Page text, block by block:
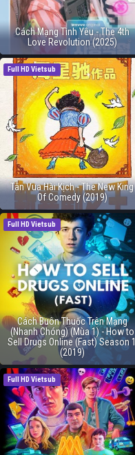
Cách Mạng Tình Yêu - The 4th
Love Revolution (2025)
Full HD Vietsub
Tân Vua Hài Kịch - The New King
Of Comedy (2019)
Full HD Vietsub
Cách Buôn Thuốc Trên Mạng
(Nhanh Chóng) (Mùa 1) - How to
Sell Drugs Online (Fast) Season 1
(2019)
Full HD Vietsub